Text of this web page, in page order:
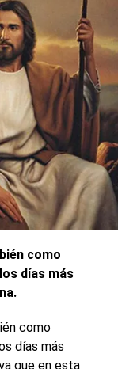
como
días más
como
días más
que en esta